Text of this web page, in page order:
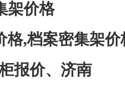
架价格
格,档案密集架
报价、济南